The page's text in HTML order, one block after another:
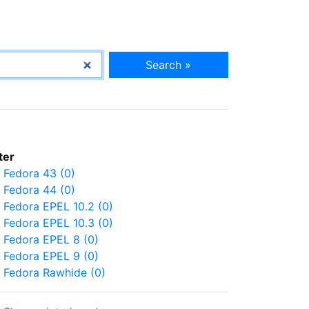
Search »
Fedora 43 (0)
Fedora 44 (0)
Fedora EPEL 10.2 (0)
Fedora EPEL 10.3 (0)
Fedora EPEL 8 (0)
Fedora EPEL 9 (0)
Fedora Rawhide (0)